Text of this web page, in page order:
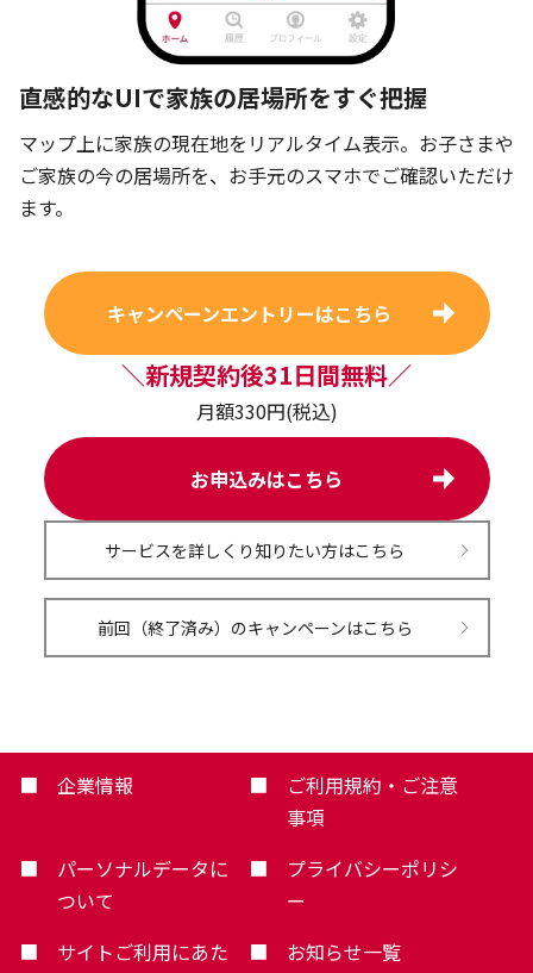
直感的なUIで家族の居場所をすぐ把握
マップ上に家族の現在地をリアルタイム表示。お子さまや
ご家族の今の居場所を、お手元のスマホでご確認いただけ
ます。
キャンペーンエントリーはこちら
＼新規契約後31日間無料／
月額330円(税込)
お申込みはこちら
サービスを詳しくり知りたい方はこちら
前回（終了済み）のキャンペーンはこちら
企業情報
ご利用規約・ご注意
事項
パーソナルデータに
ついて
プライバシーポリシ
ー
サイトご利用にあた
お知らせ一覧